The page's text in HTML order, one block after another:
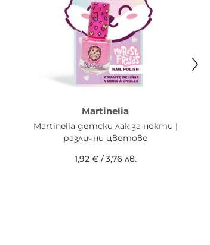
Martinelia
Martinelia детски лак за нокти |
различни цветове
1,92 €/3,76 лв.